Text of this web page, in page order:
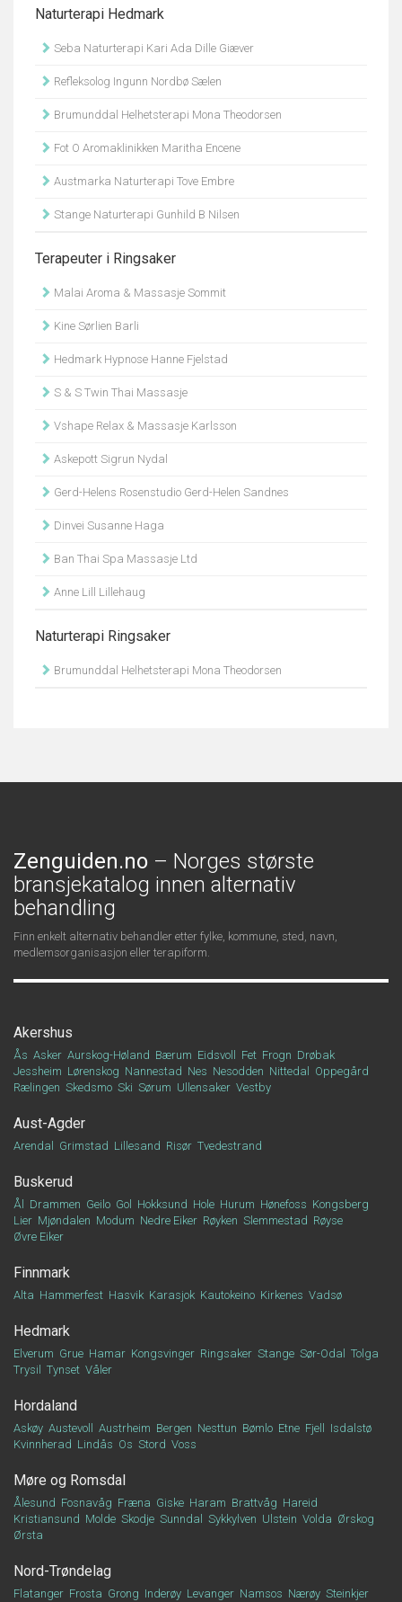
Naturterapi Hedmark
Seba Naturterapi Kari Ada Dille Giæver
Refleksolog Ingunn Nordbø Sælen
Brumunddal Helhetsterapi Mona Theodorsen
Fot O Aromaklinikken Maritha Encene
Austmarka Naturterapi Tove Embre
Stange Naturterapi Gunhild B Nilsen
Terapeuter i Ringsaker
Malai Aroma & Massasje Sommit
Kine Sørlien Barli
Hedmark Hypnose Hanne Fjelstad
S & S Twin Thai Massasje
Vshape Relax & Massasje Karlsson
Askepott Sigrun Nydal
Gerd-Helens Rosenstudio Gerd-Helen Sandnes
Dinvei Susanne Haga
Ban Thai Spa Massasje Ltd
Anne Lill Lillehaug
Naturterapi Ringsaker
Brumunddal Helhetsterapi Mona Theodorsen
Zenguiden.no – Norges største
bransjekatalog innen alternativ
behandling
Finn enkelt alternativ behandler etter fylke, kommune, sted, navn,
medlemsorganisasjon eller terapiform.
Akershus
Ås Asker Aurskog-Høland Bærum Eidsvoll Fet Frogn Drøbak
Jessheim Lørenskog Nannestad Nes Nesodden Nittedal
Oppegård
Rælingen Skedsmo Ski Sørum Ullensaker Vestby
Aust-Agder
Arendal Grimstad Lillesand Risør Tvedestrand
Buskerud
Ål Drammen Geilo Gol Hokksund Hole Hurum Hønefoss Kongsberg
Lier Mjøndalen Modum Nedre Eiker Røyken Slemmestad Røyse
Øvre Eiker
Finnmark
Alta Hammerfest Hasvik Karasjok Kautokeino Kirkenes Vadsø
Hedmark
Elverum Grue Hamar Kongsvinger Ringsaker Stange Sør-Odal
Tolga
Trysil
Tynset Våler
Hordaland
Askøy Austevoll Austrheim Bergen Nesttun Bømlo Etne Fjell
Isdalstø
Kvinnherad Lindås Os Stord Voss
Møre og Romsdal
Ålesund Fosnavåg Fræna Giske Haram Brattvåg Hareid
Kristiansund Molde Skodje Sunndal Sykkylven Ulstein Volda Ørskog
Ørsta
Nord-Trøndelag
Flatanger Frosta Grong Inderøy Levanger Namsos Nærøy Steinkjer